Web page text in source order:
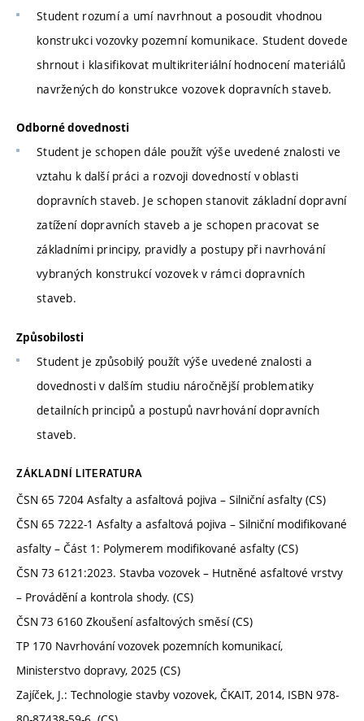
Student rozumí a umí navrhnout a posoudit vhodnou
konstrukci vozovky pozemní komunikace. Student dovede
shrnout i klasifikovat multikriteriální hodnocení materiálů
navržených do konstrukce vozovek dopravních staveb.
Odborné dovednosti
Student je schopen dále použít výše uvedené znalosti ve
vztahu k další práci a rozvoji dovedností v oblasti
dopravních staveb. Je schopen stanovit základní dopravní
zatížení dopravních staveb a je schopen pracovat se
základními principy, pravidly a postupy při navrhování
vybraných konstrukcí vozovek v rámci dopravních
staveb.
Způsobilosti
Student je způsobilý použít výše uvedené znalosti a
dovednosti v dalším studiu náročnější problematiky
detailních principů a postupů navrhování dopravních
staveb.
ZÁKLADNÍ LITERATURA
ČSN 65 7204 Asfalty a asfaltová pojiva – Silniční asfalty (CS)
ČSN 65 7222-1 Asfalty a asfaltová pojiva – Silniční modifikované
asfalty – Část 1: Polymerem modifikované asfalty (CS)
ČSN 73 6121:2023. Stavba vozovek – Hutněné asfaltové vrstvy
– Provádění a kontrola shody. (CS)
ČSN 73 6160 Zkoušení asfaltových směsí (CS)
TP 170 Navrhování vozovek pozemních komunikací,
Ministerstvo dopravy, 2025 (CS)
Zajíček, J.: Technologie stavby vozovek, ČKAIT, 2014, ISBN 978-